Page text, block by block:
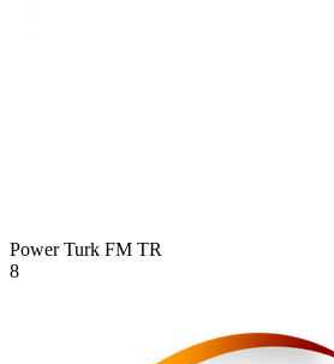
Power Turk FM TR
8